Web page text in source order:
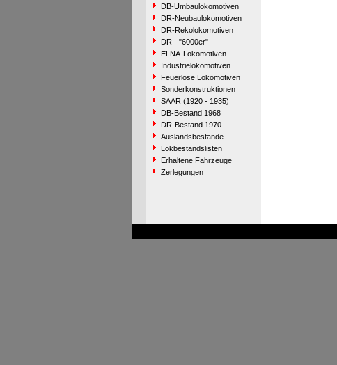
DB-Umbaulokomotiven
DR-Neubaulokomotiven
DR-Rekolokomotiven
DR - "6000er"
ELNA-Lokomotiven
Industrielokomotiven
Feuerlose Lokomotiven
Sonderkonstruktionen
SAAR (1920 - 1935)
DB-Bestand 1968
DR-Bestand 1970
Auslandsbestände
Lokbestandslisten
Erhaltene Fahrzeuge
Zerlegungen